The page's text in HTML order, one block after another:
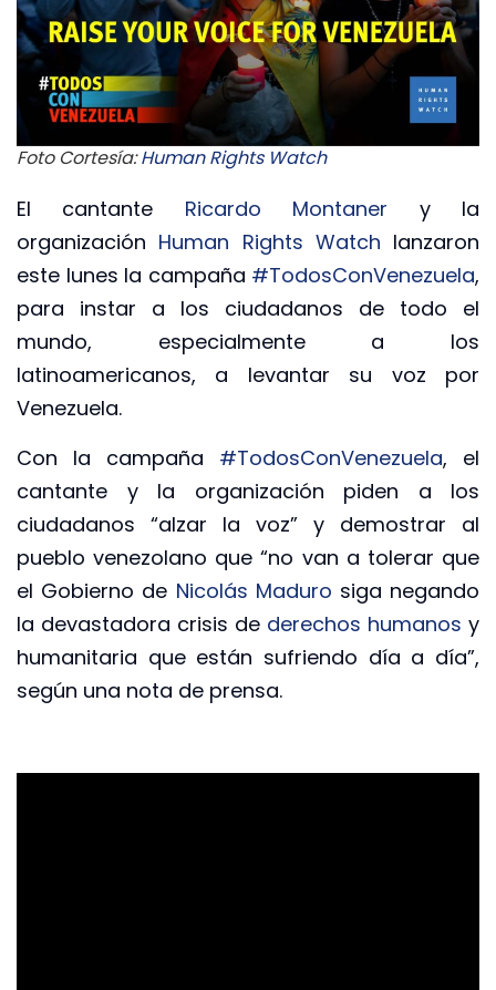
Foto Cortesía:Human Rights Watch
El cantante Ricardo Montaner y la
organización Human Rights Watch lanzaron
este lunes la campaña #TodosConVenezuela,
para instar a los ciudadanos de todo el
mundo, especialmente a los
latinoamericanos, a levantar su voz por
Venezuela.
Con la campaña #TodosConVenezuela, el
cantante y la organización piden a los
ciudadanos “alzar la voz” y demostrar al
pueblo venezolano que “no van a tolerar que
el Gobierno de Nicolás Maduro siga negando
la devastadora crisis de derechos humanos y
humanitaria que están sufriendo día a día”,
según una nota de prensa.